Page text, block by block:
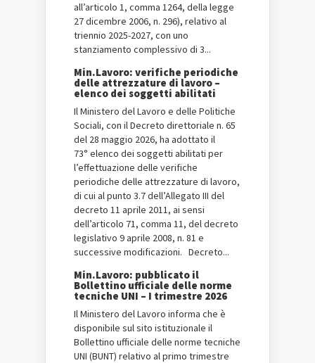
all’articolo 1, comma 1264, della legge
27 dicembre 2006, n. 296), relativo al
triennio 2025-2027, con uno
stanziamento complessivo di 3...
Min.Lavoro: verifiche periodiche
delle attrezzature di lavoro –
elenco dei soggetti abilitati
Il Ministero del Lavoro e delle Politiche
Sociali, con il Decreto direttoriale n. 65
del 28 maggio 2026, ha adottato il
73° elenco dei soggetti abilitati per
l’effettuazione delle verifiche
periodiche delle attrezzature di lavoro,
di cui al punto 3.7 dell’Allegato III del
decreto 11 aprile 2011, ai sensi
dell’articolo 71, comma 11, del decreto
legislativo 9 aprile 2008, n. 81 e
successive modificazioni. Decreto...
Min.Lavoro: pubblicato il
Bollettino ufficiale delle norme
tecniche UNI – I trimestre 2026
Il Ministero del Lavoro informa che è
disponibile sul sito istituzionale il
Bollettino ufficiale delle norme tecniche
UNI (BUNT) relativo al primo trimestre